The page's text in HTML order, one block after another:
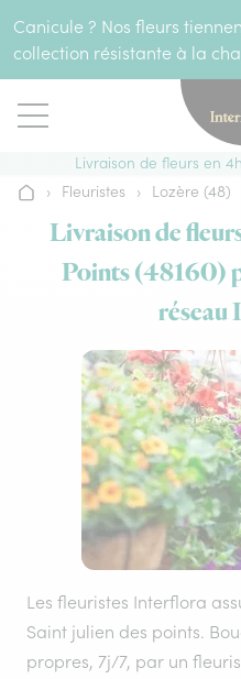
Canicule ? Nos fleurs
collection résistante à la
Livraison de fleurs en
Accueil
› Fleuristes › Lozère (48)
Livraison de
Points (48160)
réseau
Les fleuristes Interflora
Saint julien des points.
propres, 7j/7, par un